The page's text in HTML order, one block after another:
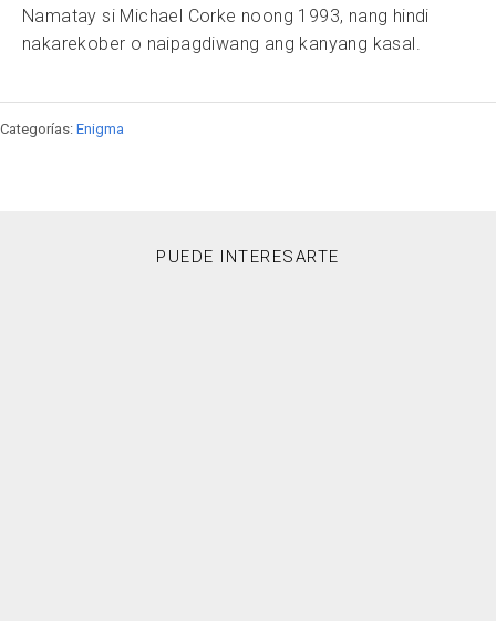
Namatay si Michael Corke noong 1993, nang hindi
nakarekober o naipagdiwang ang kanyang kasal.
Categorías: Enigma
PUEDE INTERESARTE